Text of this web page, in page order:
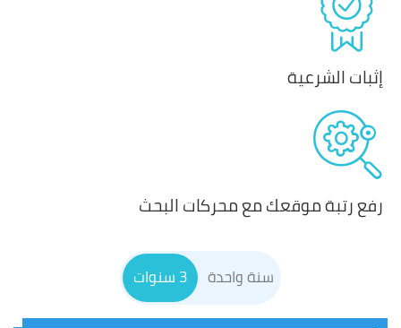
إثبات الشرعية
رفع رتبة موقعك مع محركات البحث
سنة واحدة 3 سنوات